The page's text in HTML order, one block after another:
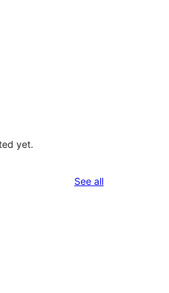
yet.
See allreviews